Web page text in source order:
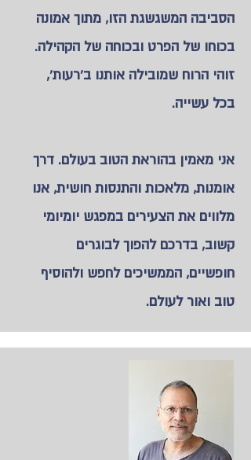
הסביבה המשגשגת הזו, מתוך אמונה
בכוחו של הפרט ובכוחה של הקהילה.
זוהי הרוח שמובילה אותנו ב'רעות',
בכל עשייה.
אני מאמין בהוראת הטוב בעולם. דרך
אומנות, מלאכות והתנסות חושית, אנו
מלווים את הצעירים במפגש יומיומי
קשוב, בדרכם להפוך לבוגרים
חופשיים, הממשיכים לחפש ולהוסיף
טוב ואור לעולם.